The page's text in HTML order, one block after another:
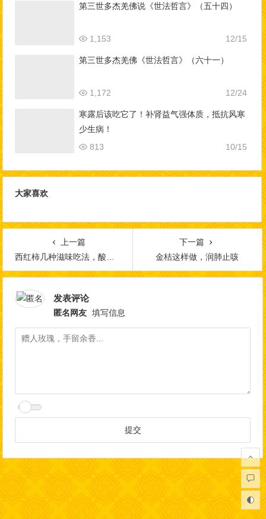
第三世多杰羌佛说《世法哲言》（五十四）
12/15
1,153
第三世多杰羌佛《世法哲言》（六十一）
12/24
1,172
寒露后该吃它了！补肾益气强体质，抵抗风寒
少生病！
10/15
813
大家喜欢
上一篇
西红柿几种滋味吃法，酸酸甜甜，连汤都不想剩下！
下一篇
金桔这样做，润肺止咳
发表评论
匿名网友 填写信息